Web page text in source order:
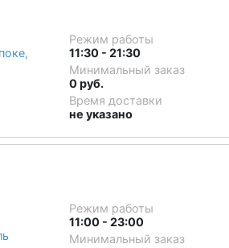
поке,
Режим работы
11:30 - 21:30
Минимальный заказ
0 руб.
Время доставки
не указано
Режим работы
11:00 - 23:00
Минимальный заказ